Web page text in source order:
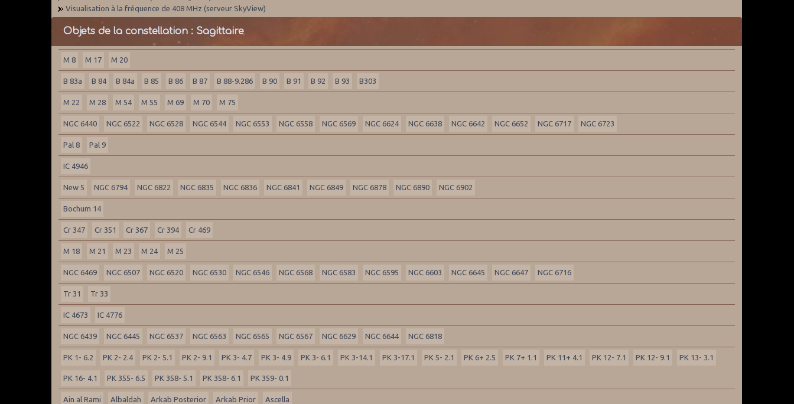
Visualisation à la fréquence de 408 MHz (serveur SkyView)
Objets de la constellation : Sagittaire
M 8 M 17 M 20
B 83a B 84 B 84a B 85 B 86 B 87 B 88-9.286 B 90 B 91 B 92 B 93 B303
M 22 M 28 M 54 M 55 M 69 M 70 M 75
NGC 6440 NGC 6522 NGC 6528 NGC 6544 NGC 6553 NGC 6558 NGC 6569 NGC 6624 NGC 6638 NGC 6642 NGC 6652 NGC 6717 NGC 6723
Pal 8 Pal 9
IC 4946
New 5 NGC 6794 NGC 6822 NGC 6835 NGC 6836 NGC 6841 NGC 6849 NGC 6878 NGC 6890 NGC 6902
Bochum 14
Cr 347 Cr 351 Cr 367 Cr 394 Cr 469
M 18 M 21 M 23 M 24 M 25
NGC 6469 NGC 6507 NGC 6520 NGC 6530 NGC 6546 NGC 6568 NGC 6583 NGC 6595 NGC 6603 NGC 6645 NGC 6647 NGC 6716
Tr 31 Tr 33
IC 4673 IC 4776
NGC 6439 NGC 6445 NGC 6537 NGC 6563 NGC 6565 NGC 6567 NGC 6629 NGC 6644 NGC 6818
PK 1- 6.2 PK 2- 2.4 PK 2- 5.1 PK 2- 9.1 PK 3- 4.7 PK 3- 4.9 PK 3- 6.1 PK 3-14.1 PK 3-17.1 PK 5- 2.1 PK 6+ 2.5 PK 7+ 1.1 PK 11+ 4.1 PK 12- 7.1 PK 12- 9.1 PK 13- 3.1
PK 16- 4.1 PK 355- 6.5 PK 358- 5.1 PK 358- 6.1 PK 359- 0.1
Ain al Rami Albaldah Arkab Posterior Arkab Prior Ascella